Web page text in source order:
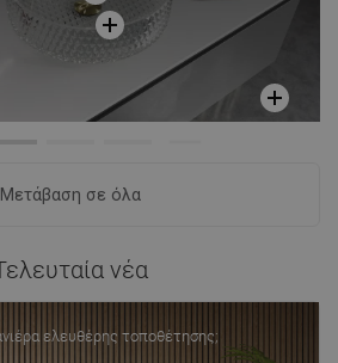
Μετάβαση σε όλα
νέα
ελευθέρης τοποθέτησης;